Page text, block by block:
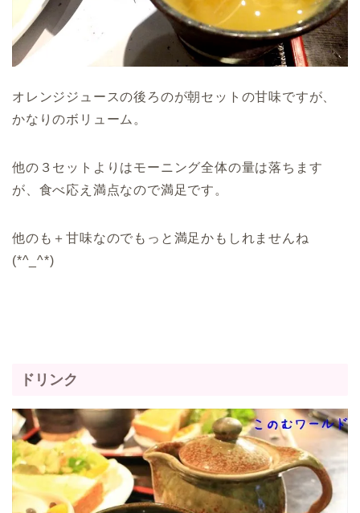
オレンジジュースの後ろのが朝セットの甘味ですが、
かなりのボリューム。
他の３セットよりはモーニング全体の量は落ちます
が、食べ応え満点なので満足です。
他のも＋甘味なのでもっと満足かもしれませんね
(*^_^*)
ドリンク